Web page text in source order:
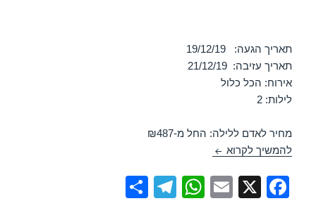
תאריך הגעה: 19/12/19
תאריך עזיבה: 21/12/19
אירוח: הכל כלול
לילות: 2
מחיר לאדם ללילה: החל מ-₪487
להמשיך לקרוא מלון לאונרדו פריוילג – אילת 19/12/2019
F
X
E
W
T